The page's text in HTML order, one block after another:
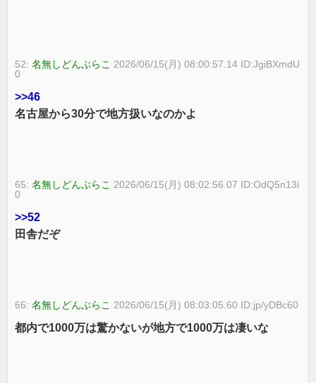
52:名無しどんぶらこ 2026/06/15(月) 08:00:57.14 ID:JgiBXmdU
0
>>46
名古屋から30分で地方扱いなのかよ
65:名無しどんぶらこ 2026/06/15(月) 08:02:56.07 ID:OdQ5n13i
0
>>52
田舎だぞ
66:名無しどんぶらこ 2026/06/15(月) 08:03:05.60 ID:jp/yDBc60
都内で1000万は驚かないが地方で1000万は凄いな